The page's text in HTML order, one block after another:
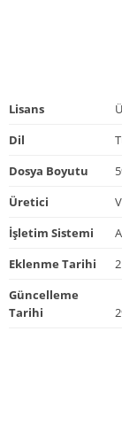
Lisans
Dil
Dosya Boyutu
Üretici
İşletim Sistemi
Eklenme Tarihi
Güncelleme
Tarihi